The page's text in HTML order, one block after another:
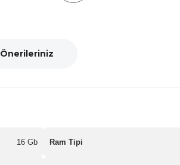
Önerileriniz
16 Gb Ram Tipi